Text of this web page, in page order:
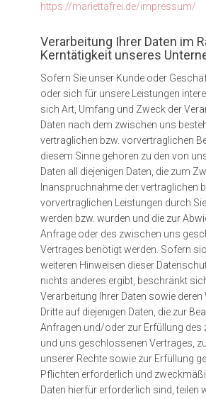
https://mariettafrei.de/impressum/
Verarbeitung Ihrer Daten im
Kerntätigkeit unseres
Sofern Sie unser Kunde oder
oder sich für unsere Leistungen
sich Art, Umfang und Zweck der
Daten nach dem zwischen uns
vertraglichen bzw. vorvertraglichen
diesem Sinne gehören zu den von
Daten all diejenigen Daten, die zum
Inanspruchnahme der vertraglichen
vorvertraglichen Leistungen durch
werden bzw. wurden und die zur
Anfrage oder des zwischen uns
Vertrages benötigt werden. Sofern
weiteren Hinweisen dieser
nichts anderes ergibt, beschränkt
Verarbeitung Ihrer Daten sowie deren
Dritte auf diejenigen Daten, die zur
Anfragen und/oder zur Erfüllung des
und uns geschlossenen Vertrages,
unserer Rechte sowie zur Erfüllung
Pflichten erforderlich und
Daten hierfür erforderlich sind, teilen